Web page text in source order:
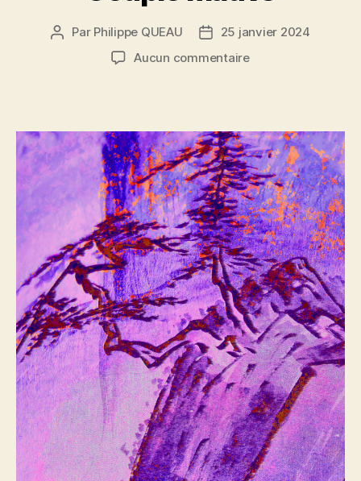
Auteur
Par Philippe QUEAU
Date25 janvier 2024
Aucun commentairesur